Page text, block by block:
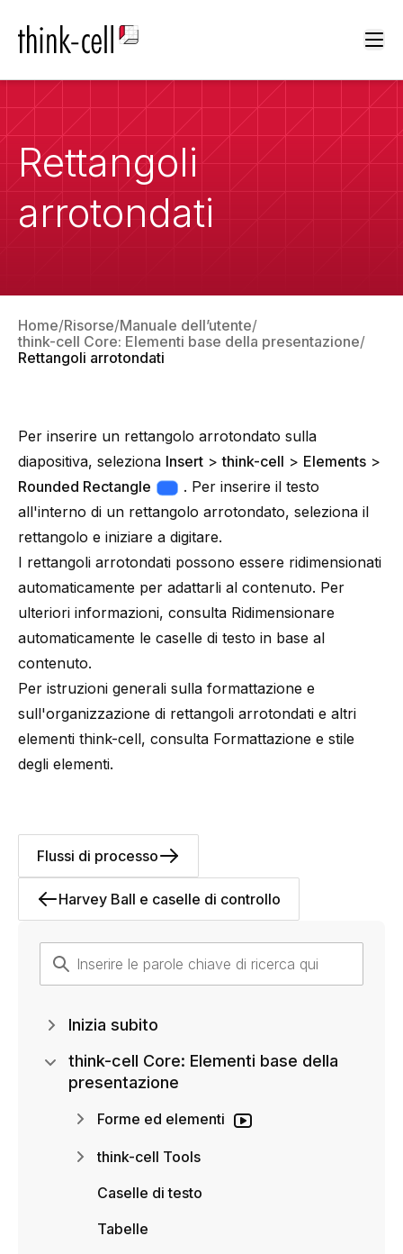
Rettangoli
arrotondati
Home Risorse Manuale dell’utente
think-cell Core: Elementi base della presentazione
Rettangoli arrotondati
Per inserire un rettangolo arrotondato sulla
diapositiva, seleziona Insert >think-cell > Elements >
Rounded Rectangle
. Per inserire il testo
all'interno di un rettangolo arrotondato, seleziona il
rettangolo e iniziare a digitare.
I rettangoli arrotondati possono essere ridimensionati
automaticamente per adattarli al contenuto. Per
ulteriori informazioni, consulta Ridimensionare
automaticamente le caselle di testo in base al
contenuto.
Per istruzioni generali sulla formattazione e
sull'organizzazione di rettangoli arrotondati e altri
elementi think-cell, consulta Formattazione e stile
degli elementi.
Harvey Ball e caselle di controllo
Flussi di processo
Inizia subito
think-cell Core: Elementi base della
presentazione
Forme ed elementi
think-cell Tools
Caselle di testo
Tabelle